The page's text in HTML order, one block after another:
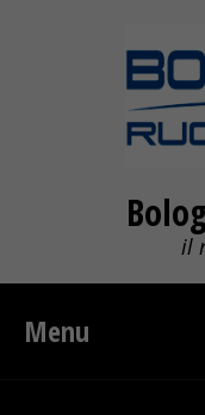
il
Menu